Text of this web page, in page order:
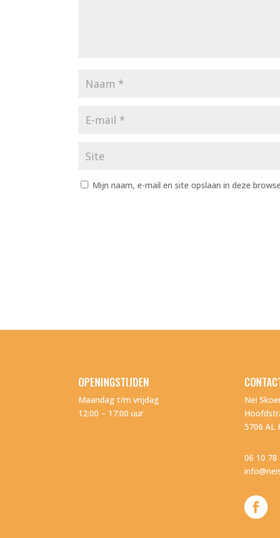
Mijn naam, e-mail en site opslaan in deze
OPENINGSTIJDEN
Maandag t/m vrijdag
12:00 – 17:00 uur
Nei
5706 AL
06 10 78